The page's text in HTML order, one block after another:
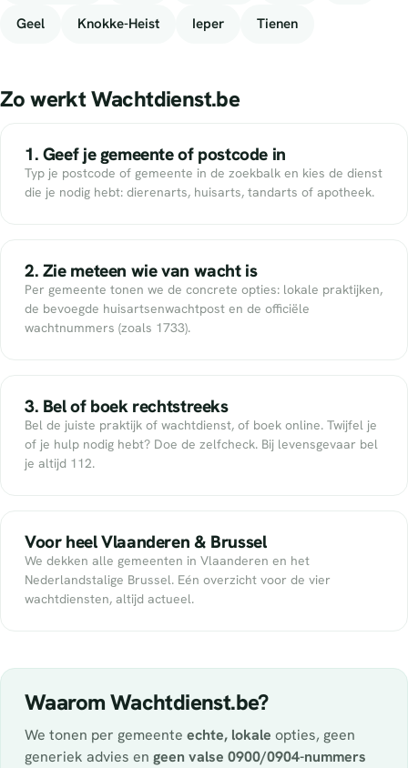
Geel Knokke-Heist Ieper Tienen
Zo werkt Wachtdienst.be
1. Geef je gemeente of postcode in
Typ je postcode of gemeente in de zoekbalk en kies de dienst
die je nodig hebt: dierenarts, huisarts, tandarts of apotheek.
2. Zie meteen wie van wacht is
Per gemeente tonen we de concrete opties: lokale praktijken,
de bevoegde huisartsenwachtpost en de officiële
wachtnummers (zoals 1733).
3. Bel of boek rechtstreeks
Bel de juiste praktijk of wachtdienst, of boek online. Twijfel je
of je hulp nodig hebt? Doe de zelfcheck. Bij levensgevaar bel
je altijd 112.
Voor heel Vlaanderen & Brussel
We dekken alle gemeenten in Vlaanderen en het
Nederlandstalige Brussel. Eén overzicht voor de vier
wachtdiensten, altijd actueel.
Waarom Wachtdienst.be?
We tonen per gemeente echte, lokale opties, geen
generiek advies en geen valse 0900/0904-nummers